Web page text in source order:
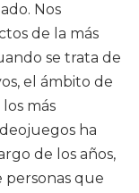
Nos
de la más
se trata de
el ámbito de
más
ha
de los años,
que